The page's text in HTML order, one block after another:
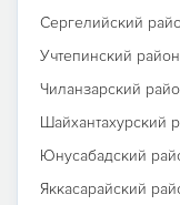
Сергелийский
Учтепинский район
Чиланзарский
Шайхантахурский
Юнусабадский
Яккасарайский